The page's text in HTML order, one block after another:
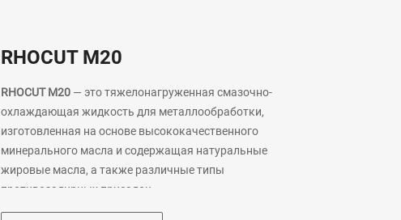
RHOCUT M20
RHOCUT M20— это тяжелонагруженная смазочно-
охлаждающая жидкость для металлообработки,
изготовленная на основе высококачественного
минерального масла и содержащая натуральные
жировые масла, а также различные типы
противозадирных присадок.